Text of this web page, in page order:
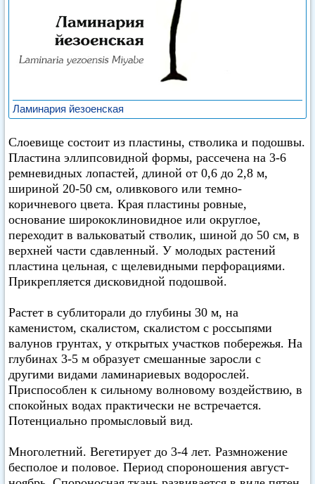
Ламинария йезоенская
Слоевище состоит из пластины, стволика и подошвы.
Пластина эллипсовидной формы, рассечена на 3-6
ремневидных лопастей, длиной от 0,6 до 2,8 м,
шириной 20-50 см, оливкового или темно-
коричневого цвета. Края пластины ровные,
основание ширококлиновидное или округлое,
переходит в вальковатый стволик, шиной до 50 см, в
верхней части сдавленный. У молодых растений
пластина цельная, с щелевидными перфорациями.
Прикрепляется дисковидной подошвой.
Растет в сублиторали до глубины 30 м, на
каменистом, скалистом, скалистом с россыпями
валунов грунтах, у открытых участков побережья. На
глубинах 3-5 м образует смешанные заросли с
другими видами ламинариевых водорослей.
Приспособлен к сильному волновому воздействию, в
спокойных водах практически не встречается.
Потенциально промысловый вид.
Многолетний. Вегетирует до 3-4 лет. Размножение
бесполое и половое. Период спороношения август-